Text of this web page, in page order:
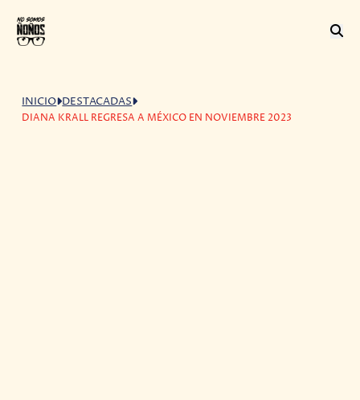
INICIO DESTACADAS
DIANA KRALL REGRESA A MÉXICO EN NOVIEMBRE 2023